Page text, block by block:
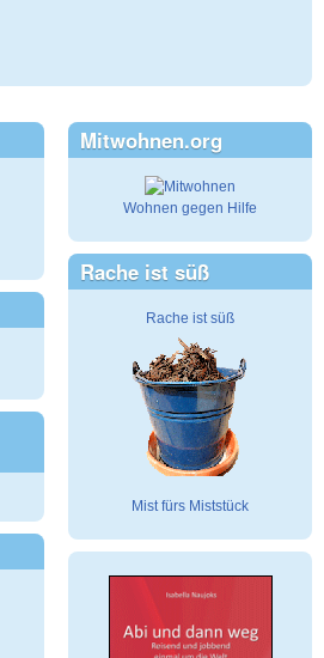
Mitwohnen.org
Wohnen gegen Hilfe
Rache ist süß
Rache ist süß
Mist fürs Miststück